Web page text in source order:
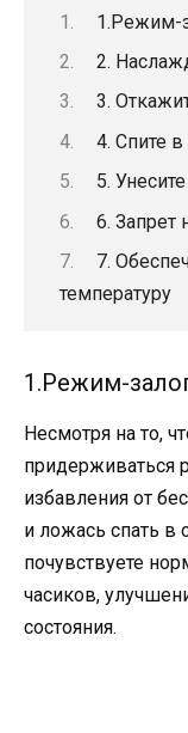
1.Режим-
2.
3.
4. Спите
5.
6. Запрет
7.
температуру
1.Режим-
Несмотря на то,
придерживаться
избавления от
и ложась спать
почувствуете
часиков,
состояния.